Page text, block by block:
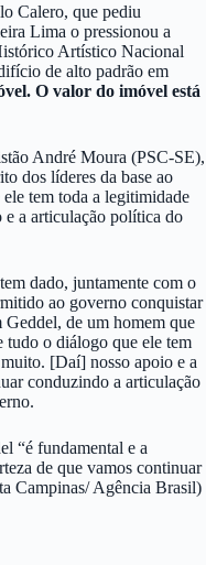
Calero, que pediu
Lima o pressionou a
Artístico Nacional
de alto padrão em
O valor do imóvel está
André Moura (PSC-SE),
dos líderes da base ao
tem toda a legitimidade
e a articulação política do
dado, juntamente com o
ao governo conquistar
de um homem que
tudo o diálogo que ele tem
[Daí] nosso apoio e a
conduzindo a articulação
“é fundamental e a
de que vamos continuar
Campinas/ Agência Brasil)